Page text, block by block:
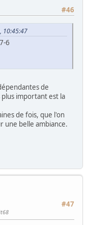
#46
10:45:47
6
de
important est la
de fois, que l'on
une belle ambiance.
#47